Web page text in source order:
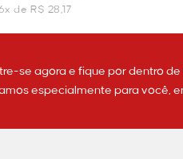
de R$ 28,17
se agora e fique por dentro
especialmente para você,